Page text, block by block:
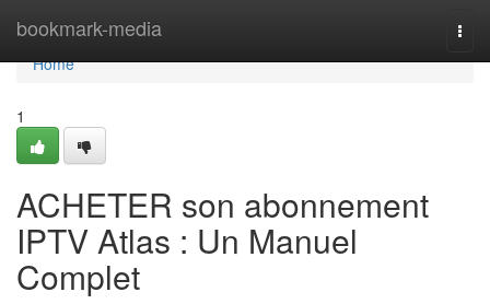
bookmark-media
Home
Home
1
ACHETER son abonnement
IPTV Atlas : Un Manuel
Complet